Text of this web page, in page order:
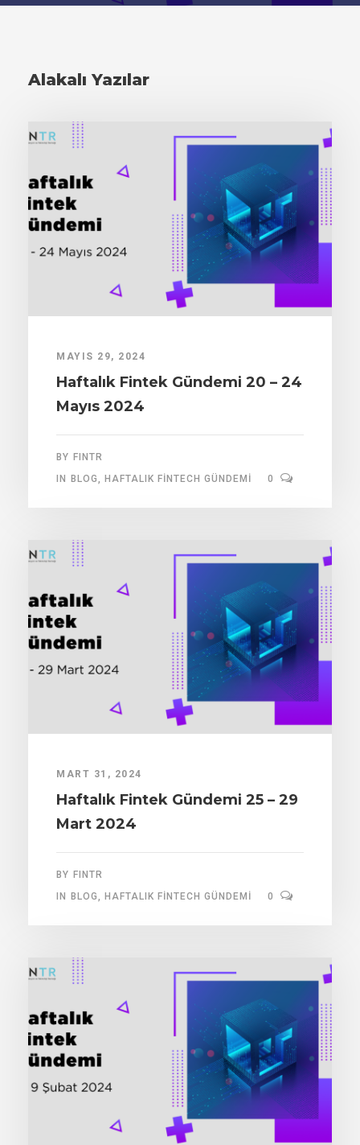
Alakalı Yazılar
MAYIS 29, 2024
Haftalık Fintek Gündemi 20 – 24
Mayıs 2024
BY FINTR
IN BLOG HAFTALIK FINTECH GÜNDEMI 0
MART 31, 2024
Haftalık Fintek Gündemi 25 – 29
Mart 2024
BY FINTR
IN
BLOG, HAFTALIK FINTECH GÜNDEMI 0